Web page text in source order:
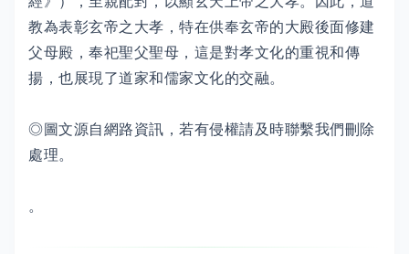
教為表彰玄帝之大孝，特在供奉玄帝的大殿後面修建
父母殿，奉祀聖父聖母，這是對孝文化的重視和傳
揚，也展現了道家和儒家文化的交融。
◎圖文源自網路資訊，若有侵權請及時聯繫我們刪除
處理。
。